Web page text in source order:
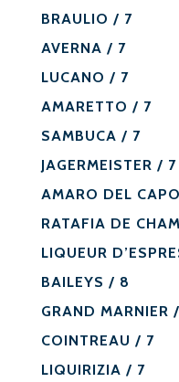
BRAULIO / 7
AVERNA / 7
LUCANO / 7
AMARETTO / 7
SAMBUCA / 7
JAGERMEISTER / 7
AMARO DEL
RATAFIA DE
LIQUEUR
BAILEYS / 8
GRAND MARNIER
COINTREAU / 7
LIQUIRIZIA / 7